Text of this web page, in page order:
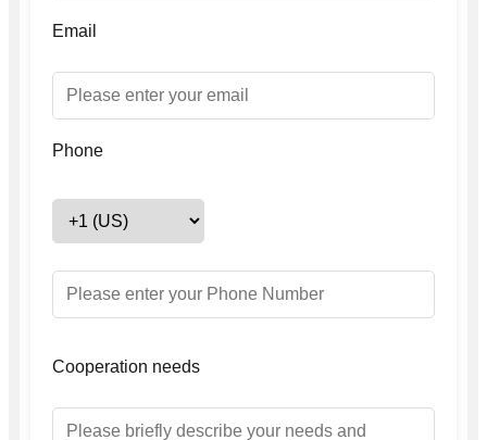
Email
Phone
Cooperation needs